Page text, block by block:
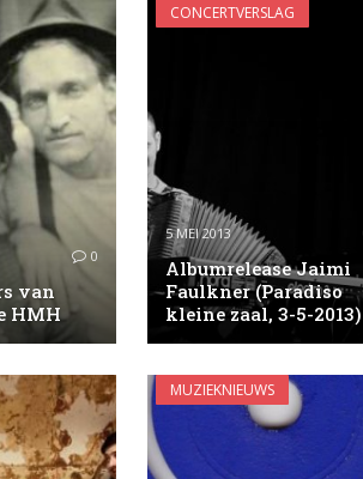
0
van
HMH
CONCERTVERSLAG
5 MEI 2013
Albumrelease Jaimi
Faulkner (Paradiso
kleine zaal, 3-5-2013)
MUZIEKNIEUWS